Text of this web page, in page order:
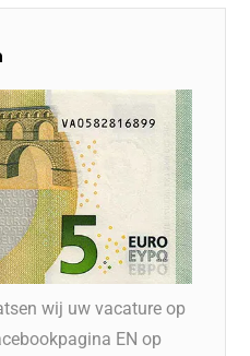
wij uw vacature op
EN op